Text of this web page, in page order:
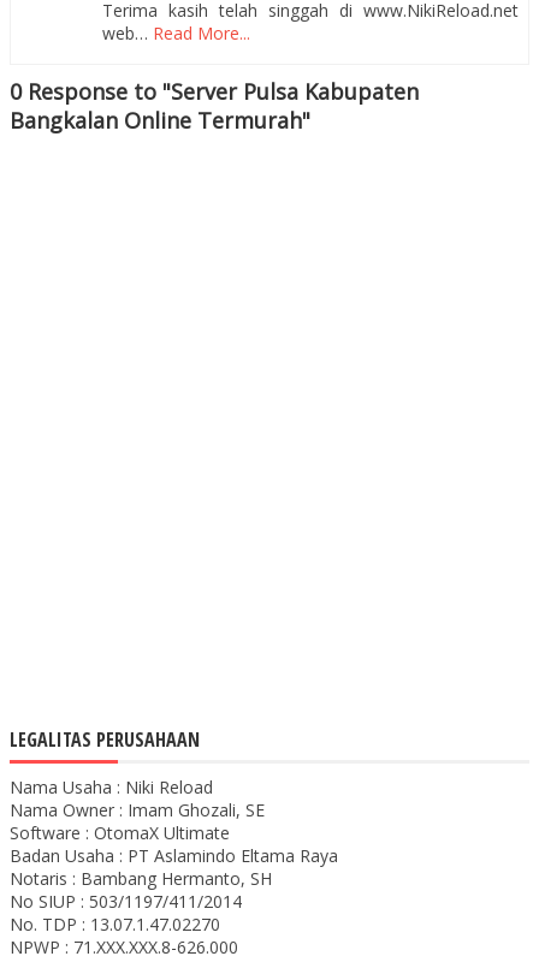
Terima kasih telah singgah di www.NikiReload.net
web… Read More...
0 Response to "Server Pulsa Kabupaten
Bangkalan Online Termurah"
LEGALITAS PERUSAHAAN
Nama Usaha : Niki Reload
Nama Owner : Imam Ghozali, SE
Software : OtomaX Ultimate
Badan Usaha : PT Aslamindo Eltama Raya
Notaris : Bambang Hermanto, SH
No SIUP : 503/1197/411/2014
No. TDP : 13.07.1.47.02270
NPWP : 71.XXX.XXX.8-626.000